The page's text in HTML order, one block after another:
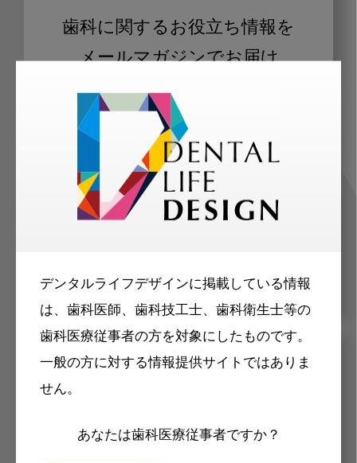
デンタルライフデザインに掲載している情報
は、歯科医師、歯科技工士、歯科衛生士等の
歯科医療従事者の方を対象にしたものです。
一般の方に対する情報提供サイトではありま
せん。
あなたは歯科医療従事者ですか？
歯科に関するお役立ち情報を
メールマガジンでお届け
ご登録いただいた職種（歯科医師、歯
科衛生士、歯科技工士）に合わせた内
容のメールマガジンをお届けします。
メリット